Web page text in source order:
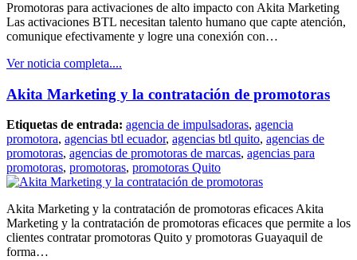
Promotoras para activaciones de alto impacto con Akita Marketing
Las activaciones BTL necesitan talento humano que capte atención,
comunique efectivamente y logre una conexión con…
Ver noticia completa....
Akita Marketing y la contratación de promotoras
Etiquetas de entrada: agencia de impulsadoras, agencia
promotora, agencias btl ecuador, agencias btl quito, agencias de
promotoras, agencias de promotoras de marcas, agencias para
promotoras, promotoras, promotoras Quito
Akita Marketing y la contratación de promotoras eficaces Akita
Marketing y la contratación de promotoras eficaces que permite a los
clientes contratar promotoras Quito y promotoras Guayaquil de
forma…